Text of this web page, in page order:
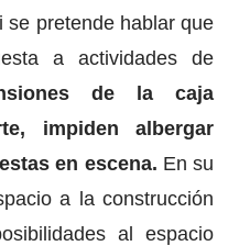
se pretende hablar que
a actividades de
de la caja
impiden albergar
en escena. En su
a la construcción
al espacio